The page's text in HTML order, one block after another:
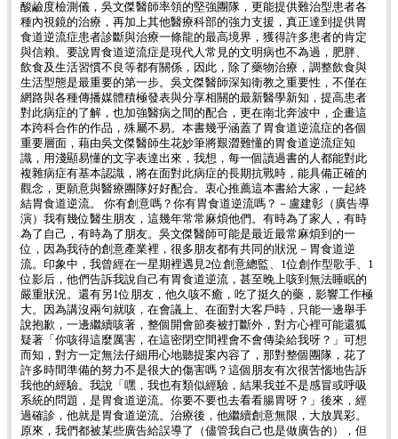
酸鹼度檢測儀，吳文傑醫師率領的堅強團隊，更能提供難治型患者各
種內視鏡的治療，再加上其他醫療科部的強力支援，真正達到提供胃
食道逆流症患者診斷與治療一條龍的最高境界，獲得許多患者的肯定
與信賴。要說胃食道逆流症是現代人常見的文明病也不為過，肥胖、
飲食及生活習慣不良等都有關係，因此，除了藥物治療，調整飲食與
生活型態是最重要的第一步。吳文傑醫師深知衛教之重要性，不僅在
網路與各種傳播媒體積極發表與分享相關的最新醫學新知，提高患者
對此病症的了解，也加強醫病之間的配合，更在南北奔波中，企畫這
本跨科合作的作品，殊屬不易。本書幾乎涵蓋了胃食道逆流症的各個
重要層面，藉由吳文傑醫師生花妙筆將艱澀難懂的胃食道逆流症知
識，用淺顯易懂的文字表達出來，我想，每一個讀過書的人都能對此
複雜病症有基本認識，將在面對此病症的長期抗戰時，能具備正確的
觀念，更願意與醫療團隊好好配合。衷心推薦這本書給大家，一起終
結胃食道逆流。 你有創意嗎？你有胃食道逆流嗎？－盧建彰（廣告導
演）我有幾位醫生朋友，這幾年常常麻煩他們。有時為了家人，有時
為了自己，有時為了朋友。吳文傑醫師可能是最近最常麻煩到的一
位，因為我待的創意產業裡，很多朋友都有共同的狀況－胃食道逆
流。印象中，我曾經在一星期裡遇見2位創意總監、1位創作型歌手、1
位影后，他們告訴我說自己有胃食道逆流，甚至晚上咳到無法睡眠的
嚴重狀況。還有另1位朋友，他久咳不癒，吃了挺久的藥，影響工作極
大。因為講沒兩句就咳，在會議上、在面對大客戶時，只能一邊舉手
說抱歉，一邊繼續咳著，整個開會節奏被打斷外，對方心裡可能還狐
疑著「你咳得這麼厲害，在這密閉空間裡會不會傳染給我呀？」可想
而知，對方一定無法仔細用心地聽提案內容了，那對整個團隊，花了
許多時間準備的努力不是很大的傷害嗎？這個朋友有次很苦惱地告訴
我他的經驗。我說「嘿，我也有類似經驗，結果我並不是感冒或呼吸
系統的問題，是胃食道逆流。你要不要也去看看腸胃呀？」後來，經
過確診，他就是胃食道逆流。治療後，他繼續創意無限，大放異彩。
原來，我們都被某些廣告給誤導了（儘管我自己也是做廣告的），但